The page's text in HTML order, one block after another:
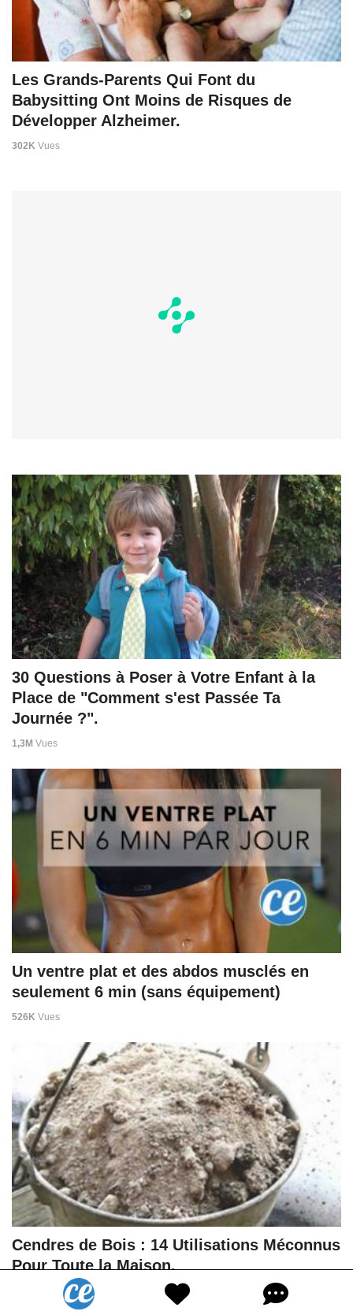
Les Grands-Parents Qui Font du
Babysitting Ont Moins de Risques de
Développer Alzheimer.
302K Vues
30 Questions à Poser à Votre Enfant à la
Place de "Comment s'est Passée Ta
Journée ?".
1,3M Vues
Un ventre plat et des abdos musclés en
seulement 6 min (sans équipement)
526K Vues
Cendres de Bois : 14 Utilisations Méconnus
Pour Toute la Maison.